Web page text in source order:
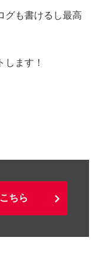
グも書けるし最高
ます！
ちら